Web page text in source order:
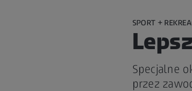
SPORT +
Specjalne
przez